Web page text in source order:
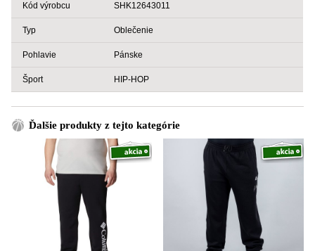
Kód výrobcu SHK12643011
Typ Oblečenie
Pohlavie Pánske
Šport HIP-HOP
Ďalšie produkty z tejto kategórie